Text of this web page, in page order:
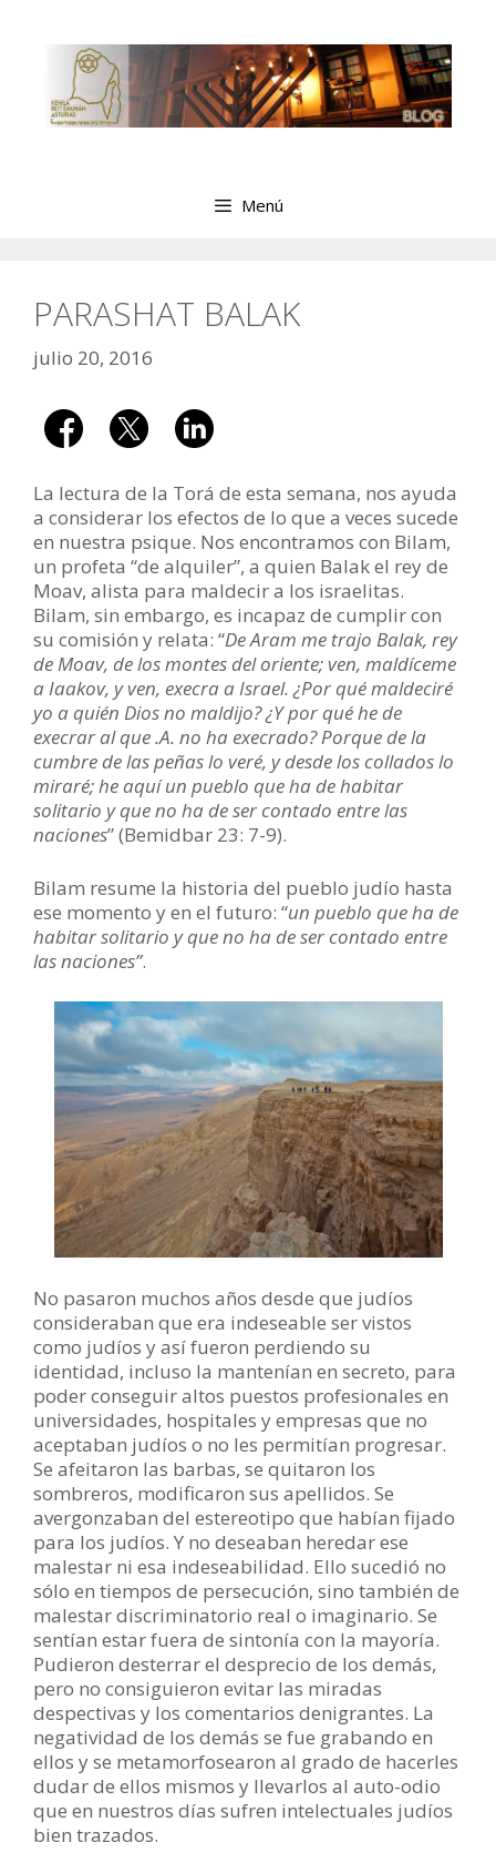
contenido
Menú
PARASHAT BALAK
julio 20, 2016
La lectura de la Torá de esta semana, nos ayuda
a considerar los efectos de lo que a veces sucede
en nuestra psique. Nos encontramos con Bilam,
un profeta “de alquiler”, a quien Balak el rey de
Moav, alista para maldecir a los israelitas.
Bilam, sin embargo, es incapaz de cumplir con
su comisión y relata: “De Aram me trajo Balak, rey
de Moav, de los montes del oriente; ven, maldíceme
a Iaakov, y ven, execra a Israel. ¿Por qué maldeciré
yo a quién Dios no maldijo? ¿Y por qué he de
execrar al que .A. no ha execrado? Porque de la
cumbre de las peñas lo veré, y desde los collados lo
miraré; he aquí un pueblo que ha de habitar
solitario y que no ha de ser contado entre las
naciones” (Bemidbar 23: 7-9).
Bilam resume la historia del pueblo judío hasta
ese momento y en el futuro: “un pueblo que ha de
habitar solitario y que no ha de ser contado entre
las naciones”.
No pasaron muchos años desde que judíos
consideraban que era indeseable ser vistos
como judíos y así fueron perdiendo su
identidad, incluso la mantenían en secreto, para
poder conseguir altos puestos profesionales en
universidades, hospitales y empresas que no
aceptaban judíos o no les permitían progresar.
Se afeitaron las barbas, se quitaron los
sombreros, modificaron sus apellidos. Se
avergonzaban del estereotipo que habían fijado
para los judíos. Y no deseaban heredar ese
malestar ni esa indeseabilidad. Ello sucedió no
sólo en tiempos de persecución, sino también de
malestar discriminatorio real o imaginario. Se
sentían estar fuera de sintonía con la mayoría.
Pudieron desterrar el desprecio de los demás,
pero no consiguieron evitar las miradas
despectivas y los comentarios denigrantes. La
negatividad de los demás se fue grabando en
ellos y se metamorfosearon al grado de hacerles
dudar de ellos mismos y llevarlos al auto-odio
que en nuestros días sufren intelectuales judíos
bien trazados.